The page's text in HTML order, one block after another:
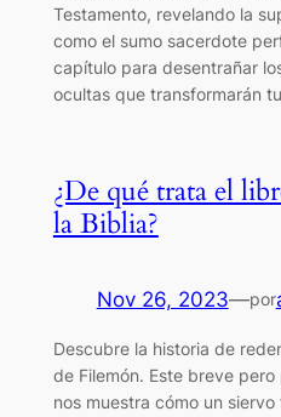
Testamento, revelando la
como el sumo sacerdote
capítulo para desentrañar
ocultas que transformarán
¿De qué trata el
la Biblia?
Nov 26, 2023—por
Descubre la historia de
de Filemón. Este breve
nos muestra cómo un